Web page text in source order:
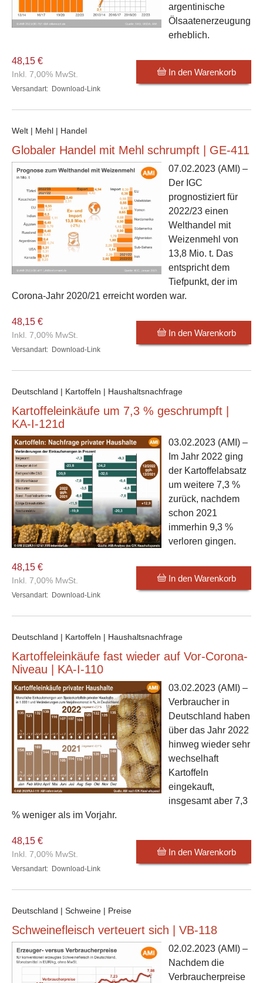
argentinische
Ölsaatenerzeugung
erheblich.
48,15 €
Inkl. 7,00% MwSt.
Versandart: Download-Link
In den Warenkorb
Welt | Mehl | Handel
Globaler Handel mit Mehl schrumpft | GE-411
07.02.2023 (AMI) –
Der IGC
prognostiziert für
2022/23 einen
Welthandel mit
Weizenmehl von
13,8 Mio. t. Das
entspricht dem
Tiefpunkt, der im
Corona-Jahr 2020/21 erreicht worden war.
48,15 €
Inkl. 7,00% MwSt.
Versandart: Download-Link
In den Warenkorb
Deutschland | Kartoffeln | Haushaltsnachfrage
Kartoffeleinkäufe um 7,3 % geschrumpft |
KA-I-121d
03.02.2023 (AMI) –
Im Jahr 2022 ging
der Kartoffelabsatz
um weitere 7,3 %
zurück, nachdem
schon 2021
immerhin 9,3 %
verloren gingen.
48,15 €
Inkl. 7,00% MwSt.
Versandart: Download-Link
In den Warenkorb
Deutschland | Kartoffeln | Haushaltsnachfrage
Kartoffeleinkäufe fast wieder auf Vor-Corona-
Niveau | KA-I-110
03.02.2023 (AMI) –
Verbraucher in
Deutschland haben
über das Jahr 2022
hinweg wieder sehr
wechselhaft
Kartoffeln
eingekauft,
insgesamt aber 7,3
% weniger als im Vorjahr.
48,15 €
Inkl. 7,00% MwSt.
Versandart: Download-Link
In den Warenkorb
Deutschland | Schweine | Preise
Schweinefleisch verteuert sich | VB-118
02.02.2023 (AMI) –
Nachdem die
Verbraucherpreise